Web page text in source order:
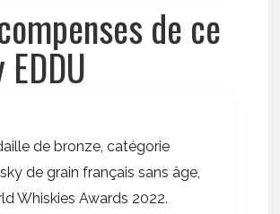
de ce
de bronze, catégorie
de grain français sans âge,
Whiskies Awards 2022.